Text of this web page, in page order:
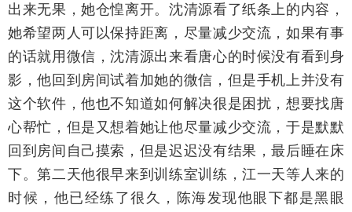
出来无果，她仓惶离开。沈清源看了纸条上的内容，
她希望两人可以保持距离，尽量减少交流，如果有事
的话就用微信，沈清源出来看唐心的时候没有看到身
影，他回到房间试着加她的微信，但是手机上并没有
这个软件，他也不知道如何解决很是困扰，想要找唐
心帮忙，但是又想着她让他尽量减少交流，于是默默
回到房间自己摸索，但是迟迟没有结果，最后睡在床
下。第二天他很早来到训练室训练，江一天等人来的
时候，他已经练了很久，陈海发现他眼下都是黑眼